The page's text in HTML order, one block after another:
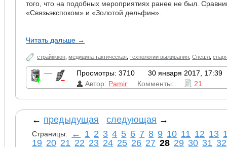
того, что на подобных мероприятиях ранее не был.
«Связьэкспоком» и «Золотой дельфин».
Читать дальше →
страйкккон ,медицина тактическая ,технологии выживания ,Спешл ,
— Просмотры: 3710
30 января 2017, 17:39
Автор: Pamir Комменты: 21
← предыдущая следующая →
Страницы: ← 1 2 3 4 5 6 7 8 9 10 11 12 13
19 20 21 22 23 24 25 26 27 28 29 30 31 32